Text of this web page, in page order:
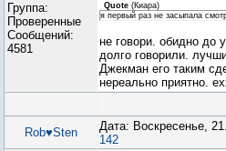
Группа:
Проверенные
Сообщений:
4581
Quote (Киара)
я первый раз не засыпала
не говори. обидно до
долго говорили.
Джекман его таким
нереально приятно.
Rob♥Sten
Дата: Воскресенье,
142